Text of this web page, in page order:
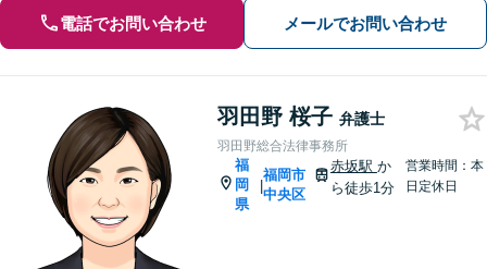
電話でお問い合わせ メールでお問い合わせ
羽田野 桜子 弁護士
羽田野総合法律事務所
福
岡
県
|
福岡市
中央区
赤坂駅 か
ら徒歩1分
営業時間：本
日定休日